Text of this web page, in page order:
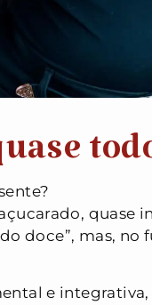
quase
doce”, mas,
e